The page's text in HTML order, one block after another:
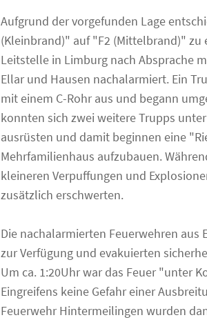
Aufgrund der vorgefunden Lage
(Kleinbrand)" auf "F2 (Mittelbrand)"
Leitstelle in Limburg nach Absprache
Ellar und Hausen nachalarmiert. Ein
mit einem C-Rohr aus und begann
konnten sich zwei weitere Trupps
ausrüsten und damit beginnen eine
Mehrfamilienhaus aufzubauen.
kleineren Verpuffungen und
zusätzlich erschwerten.
Die nachalarmierten Feuerwehren
zur Verfügung und evakuierten
Um ca. 1:20Uhr war das Feuer "unter
Eingreifens keine Gefahr einer
Feuerwehr Hintermeilingen wurden